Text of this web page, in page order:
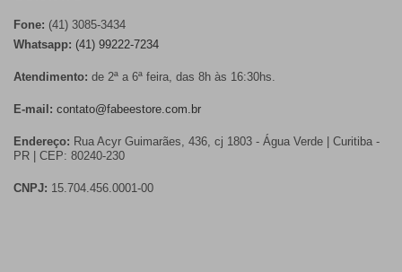
Fone: (41) 3085-3434
Whatsapp: (41) 99222-7234
Atendimento: de 2ª a 6ª feira, das 8h às 16:30hs.
E-mail: contato@fabeestore.com.br
Endereço: Rua Acyr Guimarães, 436, cj 1803 - Água Verde | Curitiba -
PR | CEP: 80240-230
CNPJ: 15.704.456.0001-00